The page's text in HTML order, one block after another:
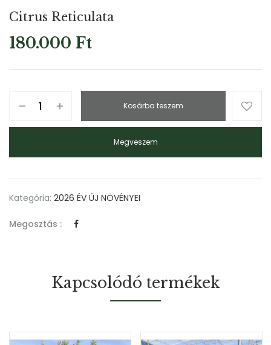
Citrus Reticulata
180.000 Ft
Kosárba teszem
Megveszem
Kategória: 2026 ÉV ÚJ NÖVÉNYEI
Megosztás :
Kapcsolódó termékek